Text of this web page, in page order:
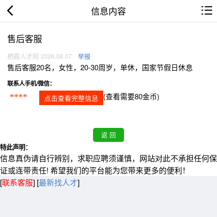
信息内容
售后客服
栖霞人才网 2026.08.07 举报
售后客服20名，女性，20-30周岁，单休，国家节假日休息
联系人手机/微信：
**** 点击查看完整信息 (查看需要80金币)
特此声明：
信息真伪请自行辨别，求职应聘须谨慎，网站对此不承担任何保
证或连带责任! 希望我们的平台能为您带来更多的便利！
[联系客服] [最新找人才]